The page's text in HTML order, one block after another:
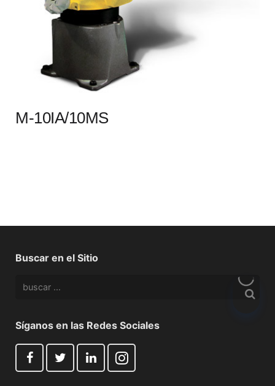
M-10IA/10MS
Buscar en el Sitio
Síganos en las Redes Sociales